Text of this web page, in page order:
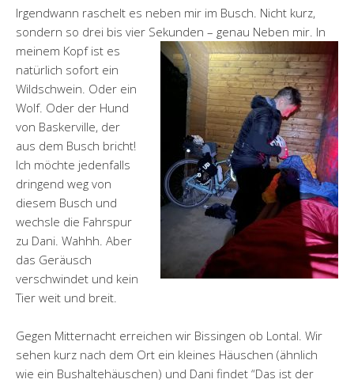
Irgendwann raschelt es neben mir im Busch. Nicht kurz,
sondern so drei bis vier Sekunden – genau Neben mir. In
meinem Kopf ist es
natürlich sofort ein
Wildschwein. Oder ein
Wolf. Oder der Hund
von Baskerville, der
aus dem Busch bricht!
Ich möchte jedenfalls
dringend weg von
diesem Busch und
wechsle die Fahrspur
zu Dani. Wahhh. Aber
das Geräusch
verschwindet und kein
Tier weit und breit.
Gegen Mitternacht erreichen wir Bissingen ob Lontal. Wir
sehen kurz nach dem Ort ein kleines Häuschen (ähnlich
wie ein Bushaltehäuschen) und Dani findet “Das ist der